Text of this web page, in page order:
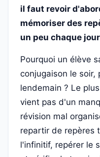
il faut revoir
mémoriser des
un peu chaque
Pourquoi un élève
conjugaison le
lendemain ? Le
vient pas d'un
révision mal
repartir de repères
l'infinitif, repérer le